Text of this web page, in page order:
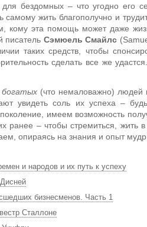
бездомных – что угодно его
самому жить благополучно и
кому эта помощь может даже
писатель Сэмюель Смайлс
таких средств, чтобы
сделать все же
богатых (что немаловажно) людей
увидеть соль их успеха –
имеем возможность
ранее – чтобы стремиться, жить
опираясь на знания и опыт
и народов и их путь к успеху
бизнесменов. Часть 1
Сталлоне